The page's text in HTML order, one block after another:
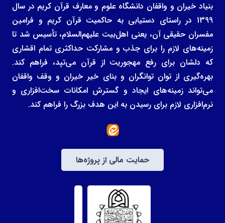
بنیاد خیران و واقفان دانشگاه علوم و معارف قرآن کریم در سال
1399 در راستای دستیابی به حاکمیت قرآن کریم و فرامین
مفسران حقیقی آن، یعنی اهل‌بیت علیهم‌السلام، تأسیس شد تا
زمینه‌های لازم را برای جذب و مشارکت حداکثری تمام اقشاری
که دلشان برای رفع مهجوریت از قرآن می‌تپد، فراهم کند.
بهره‌گیری از توان توانگران و بنای خیر خیران و وقف واقفان
می‌تواند زمینه‌های ایجاد و گسترش امکانات سخت‌افزاری و
نرم‌افزاری لازم برای رسیدن به این هدف بزرگ را فراهم کند.
حمایت مالی از پروژه‌ها